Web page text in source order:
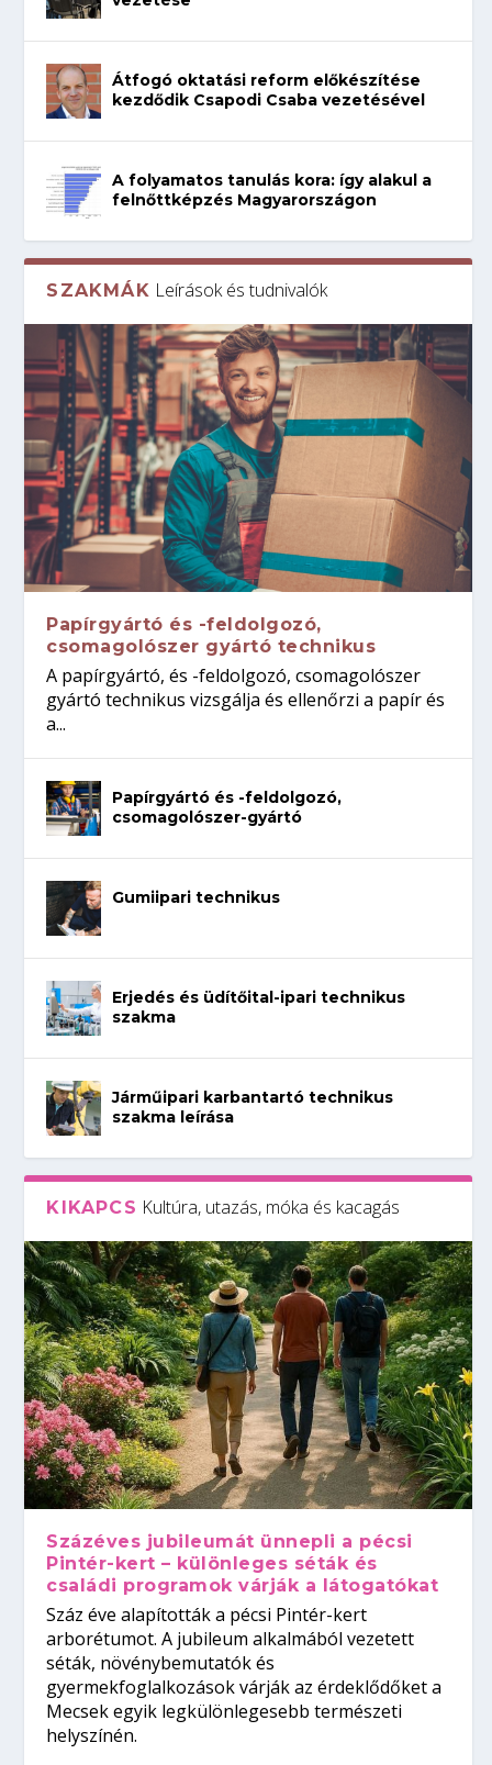
Átfogó oktatási reform előkészítése
kezdődik Csapodi Csaba vezetésével
A folyamatos tanulás kora: így alakul a
felnőttképzés Magyarországon
SZAKMÁK Leírások és tudnivalók
Papírgyártó és -feldolgozó,
csomagolószer gyártó technikus
A papírgyártó, és -feldolgozó, csomagolószer
gyártó technikus vizsgálja és ellenőrzi a papír és
a...
Papírgyártó és -feldolgozó,
csomagolószer-gyártó
Gumiipari technikus
Erjedés és üdítőital-ipari technikus
szakma
Járműipari karbantartó technikus
szakma leírása
KIKAPCS Kultúra, utazás, móka és kacagás
Százéves jubileumát ünnepli a pécsi
Pintér-kert – különleges séták és
családi programok várják a látogatókat
Száz éve alapították a pécsi Pintér-kert
arborétumot. A jubileum alkalmából vezetett
séták, növénybemutatók és
gyermekfoglalkozások várják az érdeklődőket a
Mecsek egyik legkülönlegesebb természeti
helyszínén.